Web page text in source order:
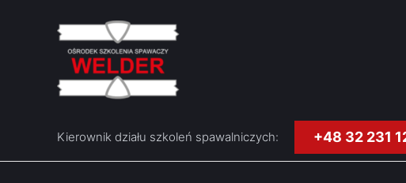
Kierownik działu szkoleń spawalniczych: +48 32 231